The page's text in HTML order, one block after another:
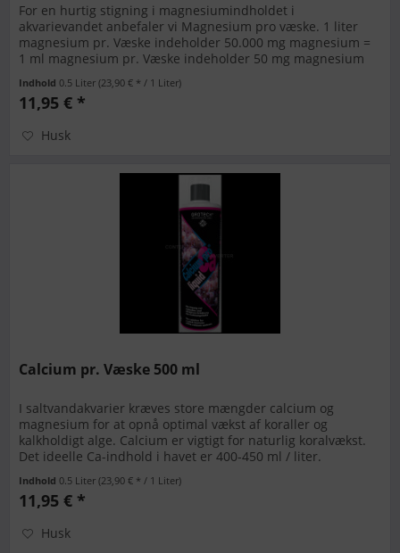
For en hurtig stigning i magnesiumindholdet i
akvarievandet anbefaler vi Magnesium pro væske. 1 liter
magnesium pr. Væske indeholder 50.000 mg magnesium =
1 ml magnesium pr. Væske indeholder 50 mg magnesium
Indhold 0.5 Liter(23,90 € * / 1 Liter)
11,95 € *
Husk
Calcium pr. Væske 500 ml
I saltvandakvarier kræves store mængder calcium og
magnesium for at opnå optimal vækst af koraller og
kalkholdigt alge. Calcium er vigtigt for naturlig koralvækst.
Det ideelle Ca-indhold i havet er 400-450 ml / liter.
Indhold 0.5 Liter(23,90 € * / 1 Liter)
11,95 € *
Husk